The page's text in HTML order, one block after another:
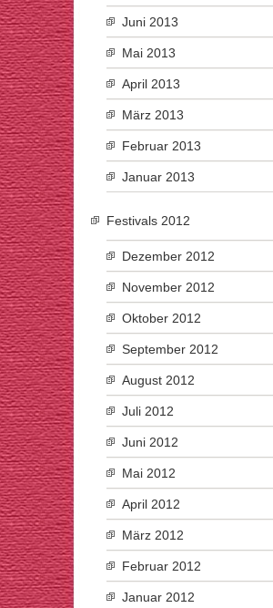
Juni 2013
Mai 2013
April 2013
März 2013
Februar 2013
Januar 2013
Festivals 2012
Dezember 2012
November 2012
Oktober 2012
September 2012
August 2012
Juli 2012
Juni 2012
Mai 2012
April 2012
März 2012
Februar 2012
Januar 2012